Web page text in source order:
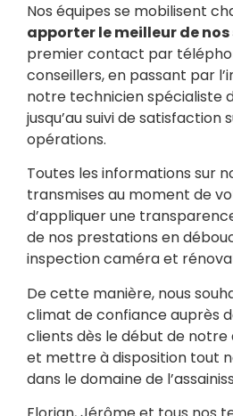
Nos équipes se mobilisent
apporter le meilleur de nos
premier contact par
conseillers, en passant par
notre technicien spécialiste
jusqu’au suivi de satisfaction
opérations.
Toutes les informations sur
transmises au moment de
d’appliquer une
de nos prestations en
inspection caméra et
De cette manière, nous
climat de confiance auprès
clients dès le début de
et mettre à disposition tout
dans le domaine de